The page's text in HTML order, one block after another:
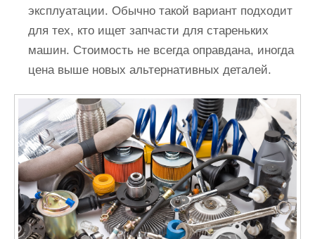
эксплуатации. Обычно такой вариант подходит
для тех, кто ищет запчасти для стареньких
машин. Стоимость не всегда оправдана, иногда
цена выше новых альтернативных деталей.